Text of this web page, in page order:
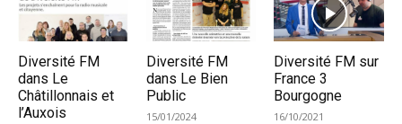
Diversité FM
dans Le
Châtillonnais et
l’Auxois
Diversité FM
dans Le Bien
Public
15/01/2024
Diversité FM sur
France 3
Bourgogne
16/10/2021